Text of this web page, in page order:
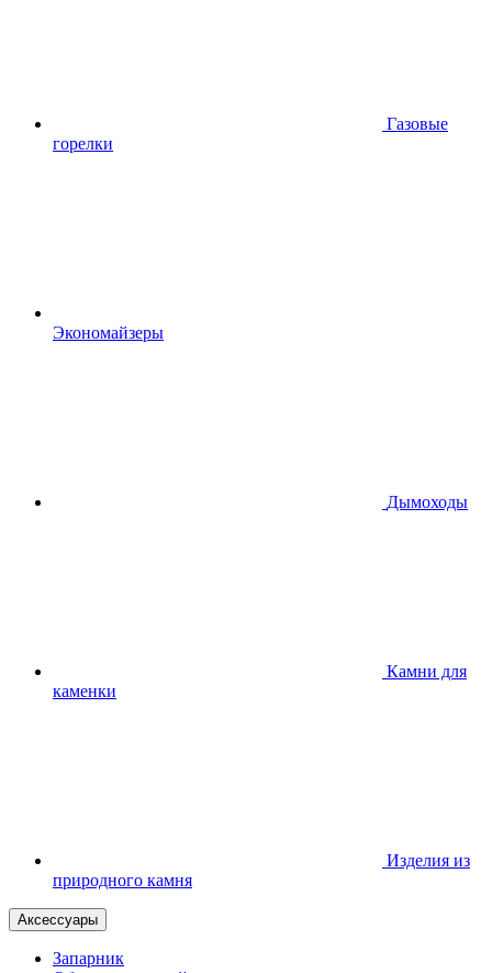
Газовые
горелки
Экономайзеры
Дымоходы
Камни для
каменки
Изделия из
природного камня
Аксессуары
Запарник